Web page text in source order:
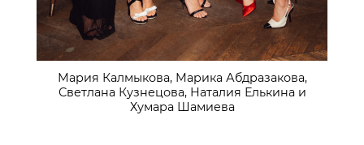
Мария Калмыкова, Марика Абдразакова,
Светлана Кузнецова, Наталия Елькина и
Хумара Шамиева